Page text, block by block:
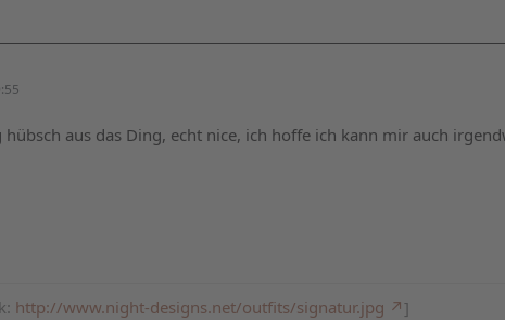
aus das Ding, echt nice, ich hoffe ich kann mir auch
http://www.night-designs.net/outfits/signatur.jpg ]